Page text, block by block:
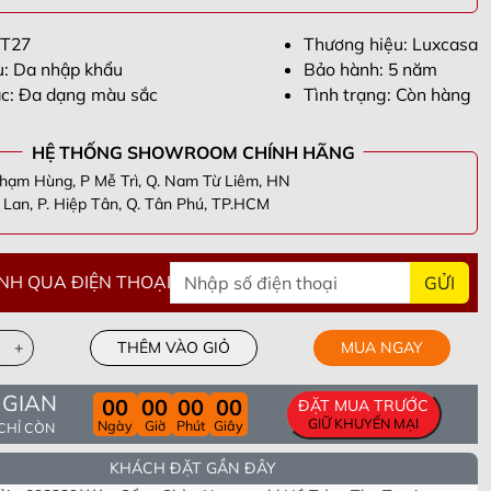
Da nhập khẩu
Đa dạng màu sắc
Thương hiệu: Luxcasa
Bảo hành: 5 năm
Tình trạng: Còn hàng
HỆ THỐNG SHOWROOM CHÍNH HÃNG
Hùng, P Mễ Trì, Q. Nam Từ Liêm, HN
P. Hiệp Tân, Q. Tân Phú, TP.HCM
QUA ĐIỆN THOẠI GỬI
+ THÊM VÀO GIỎ MUA NGAY
CÒN
00
Ngày
00
Giờ
00
Phút
00
Giây
ĐẶT MUA TRƯỚC
GIỮ KHUYẾN MẠI
KHÁCH ĐẶT GẦN ĐÂY
Thắng - 098305****- Tầng 40 Tòa HPC Lanmark Văn Khê, Hà
-090955****- Số 63 Lạc Long Quân, Hiệp Định, Hiệp Tân,
Ninh
-082693****- Khu cc empire . Tháp linden .phường Thủ Thiêm .
Đức. Tp Hồ chí minh- Cổng Chào Novaworld Hồ Tràm-The Tropicana,